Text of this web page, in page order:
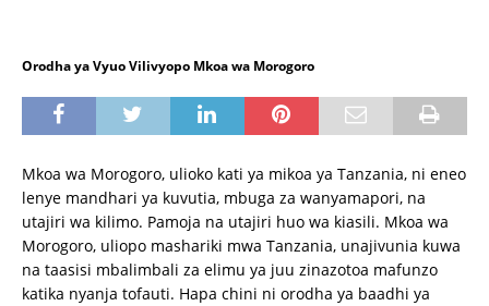
Orodha ya Vyuo Vilivyopo Mkoa wa Morogoro
Mkoa wa Morogoro, ulioko kati ya mikoa ya Tanzania, ni eneo
lenye mandhari ya kuvutia, mbuga za wanyamapori, na
utajiri wa kilimo. Pamoja na utajiri huo wa kiasili. Mkoa wa
Morogoro, uliopo mashariki mwa Tanzania, unajivunia kuwa
na taasisi mbalimbali za elimu ya juu zinazotoa mafunzo
katika nyanja tofauti. Hapa chini ni orodha ya baadhi ya